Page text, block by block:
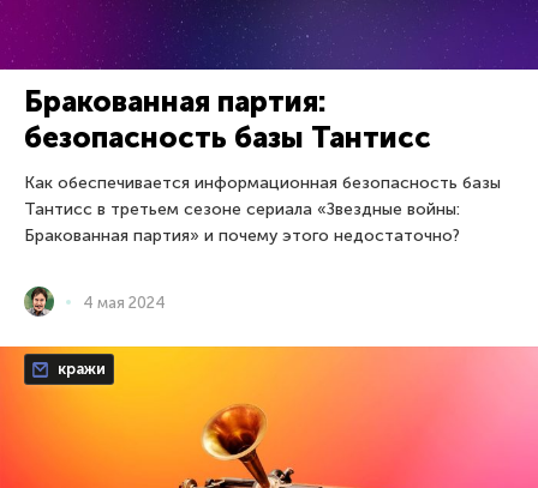
Бракованная партия:
безопасность базы Тантисс
Как обеспечивается информационная безопасность базы
Тантисс в третьем сезоне сериала «Звездные войны:
Бракованная партия» и почему этого недостаточно?
4 мая 2024
кражи